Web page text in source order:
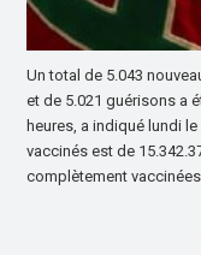
Un total de 5.043
et de 5.021 guérisons a
heures, a indiqué lundi
vaccinés est de
complètement